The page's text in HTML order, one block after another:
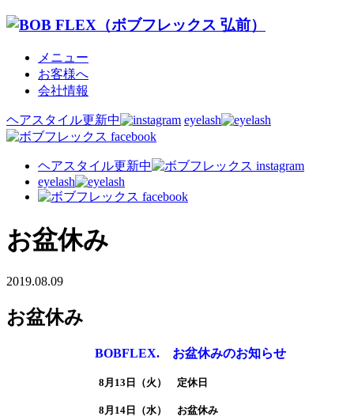
メニュー
お客様へ
会社情報
ヘアスタイル更新中 eyelash
ヘアスタイル更新中
eyelash
お盆休み
2019.08.09
お盆休み
BOBFLEX. お盆休みのお知らせ
8月13日（火） 定休日
8月14日（水） お盆休み